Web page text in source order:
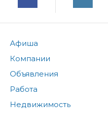
Афиша
Компании
Объявления
Работа
Недвижимость